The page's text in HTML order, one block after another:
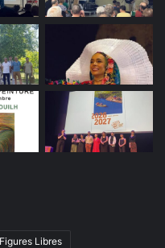
Figures Libres